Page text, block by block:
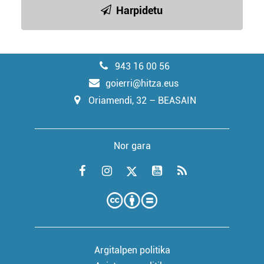
Harpidetu
943 16 00 56
goierri@hitza.eus
Oriamendi, 32 – BEASAIN
Nor gara
Argitalpen politika